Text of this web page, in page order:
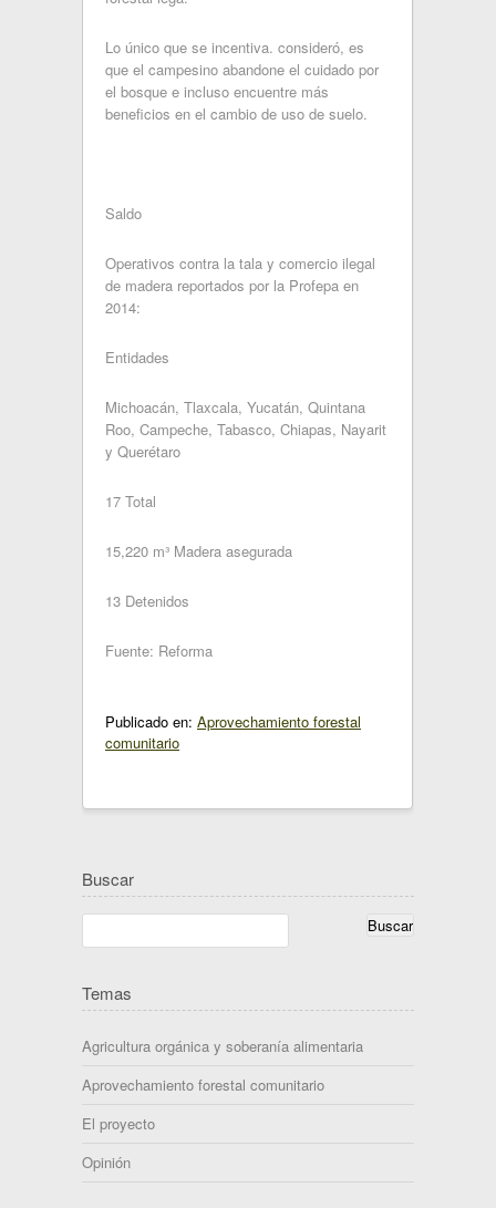
Lo único que se incentiva. consideró, es
que el campesino abandone el cuidado por
el bosque e incluso encuentre más
beneficios en el cambio de uso de suelo.
Saldo
Operativos contra la tala y comercio ilegal
de madera reportados por la Profepa en
2014:
Entidades
Michoacán, Tlaxcala, Yucatán, Quintana
Roo, Campeche, Tabasco, Chiapas, Nayarit
y Querétaro
17 Total
15,220 m³ Madera asegurada
13 Detenidos
Fuente: Reforma
Publicado en: Aprovechamiento forestal
comunitario
Buscar
Temas
Agricultura orgánica y soberanía alimentaria
Aprovechamiento forestal comunitario
El proyecto
Opinión